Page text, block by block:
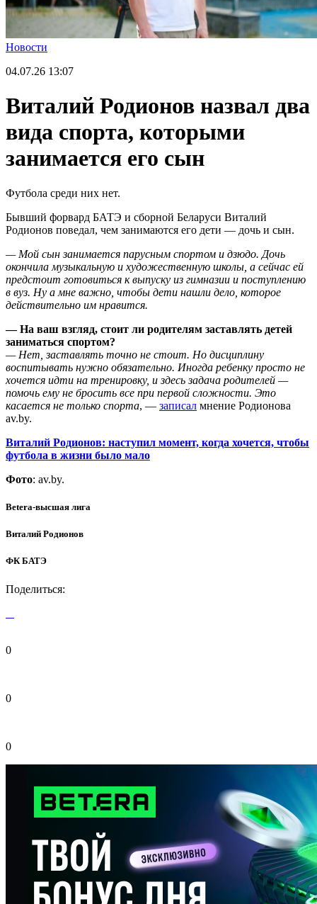
Новости
04.07.26 13:07
Виталий Родионов назвал два
вида спорта, которыми
занимается его сын
Футбола среди них нет.
Бывший форвард БАТЭ и сборной Беларуси Виталий
Родионов поведал, чем занимаются его дети — дочь и сын.
— Мой сын занимается парусным спортом и дзюдо. Дочь
окончила музыкальную и художественную школы, а сейчас ей
предстоит готовиться к выпуску из гимназии и поступлению
в вуз. Ну а мне важно, чтобы дети нашли дело, которое
действительно им нравится.
— На ваш взгляд, стоит ли родителям заставлять детей
заниматься спортом?
— Нет, заставлять точно не стоит. Но дисциплину
воспитывать нужно обязательно. Иногда ребенку просто не
хочется идти на тренировку, и здесь задача родителей —
помочь ему не бросить все при первой сложности. Это
касается не только спорта, — записал мнение Родионова
av.by.
Виталий Родионов: наступил момент, когда хочется, чтобы
футбола в жизни было мало
Фото: av.by.
Betera-высшая лига
Виталий Родионов
ФК БАТЭ
Поделиться:
0
0
0